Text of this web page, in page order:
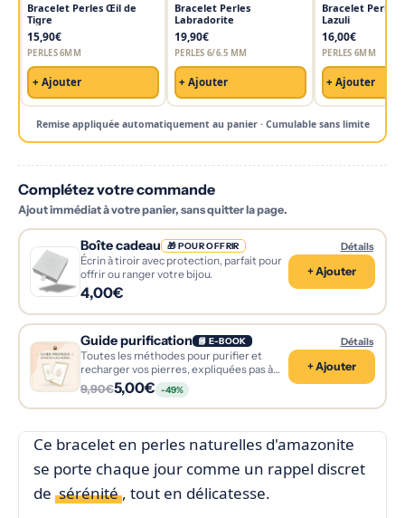
Bracelet Perles Œil de
Tigre
15,90€
PERLES 6MM
+ Ajouter
Bracelet Perles
Labradorite
19,90€
PERLES 6/6.5 MM
+ Ajouter
Bracelet Perles
Lazuli
16,00€
PERLES 6MM
+ Ajouter
Remise appliquée automatiquement au panier · Cumulable sans limite
Complétez votre commande
Ajout immédiat à votre panier, sans quitter la page.
Boîte cadeau 🎁 POUR OFFRIR
Écrin à tiroir avec protection, parfait pour
offrir ou ranger votre bijou.
4,00€
+ Ajouter
Détails
Guide purification 📘 E-BOOK
Toutes les méthodes pour purifier et
recharger vos pierres, expliquées pas à
pas.
9,90€5,00€ -49%
+ Ajouter
Détails
Ce bracelet en perles naturelles d'amazonite
se porte chaque jour comme un rappel discret
de sérénité , tout en délicatesse.